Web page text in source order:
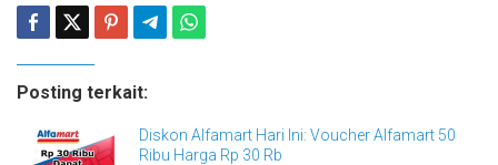
Posting terkait:
Diskon Alfamart Hari Ini: Voucher Alfamart 50
Ribu Harga Rp 30 Rb